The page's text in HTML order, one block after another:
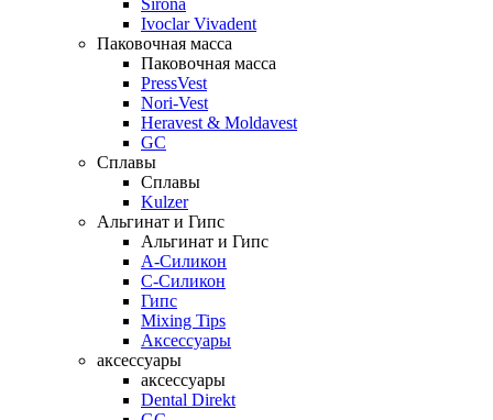
Sirona
Ivoclar Vivadent
Паковочная масса
Паковочная масса
PressVest
Nori-Vest
Heravest & Moldavest
GC
Сплавы
Сплавы
Kulzer
Альгинат и Гипс
Альгинат и Гипс
A-Силикон
C-Силикон
Гипс
Mixing Tips
Аксессуары
аксессуары
аксессуары
Dental Direkt